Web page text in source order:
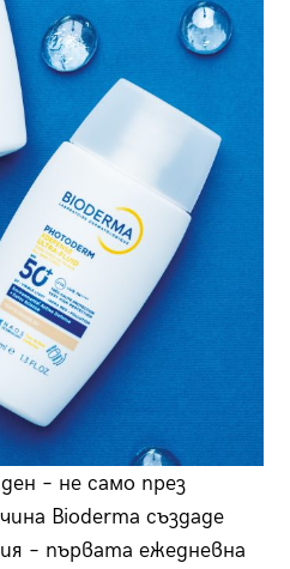
– не само през
Bioderma създаде
– първата ежедневна